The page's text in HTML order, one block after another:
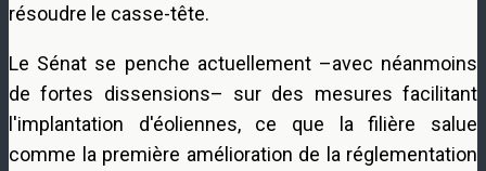
résoudre le casse-tête.
Le Sénat se penche actuellement –avec néanmoins
de fortes dissensions– sur des mesures facilitant
l'implantation d'éoliennes, ce que la filière salue
comme la première amélioration de la réglementation